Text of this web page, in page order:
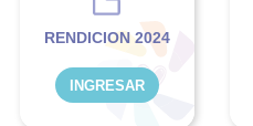
RENDICION 2024
INGRESAR